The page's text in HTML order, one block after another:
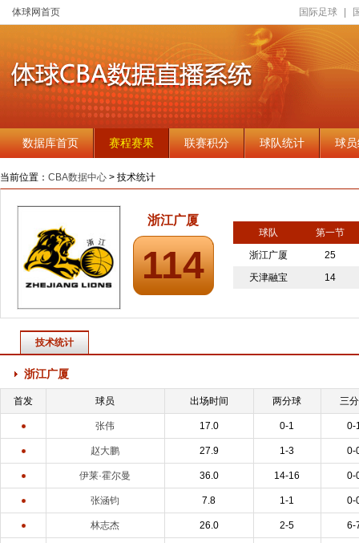
国际足球
体球网首页
数据库首页 赛程赛果 联赛积分 球队统计 球
当前位置： CBA数据中心 > 技术统计
浙江广厦
114
球队
第一节
浙江广厦
25
天津融宝
14
技术统计
浙江广厦
首发 球员 出场时间 两分球 三
张伟 17.0 0-1 0-
赵大鹏 27.9 1-3 0-
伊莱·霍尔曼 36.0 14-16 0-
张涵钧 7.8 1-1 0-
林志杰 26.0 2-5 6-